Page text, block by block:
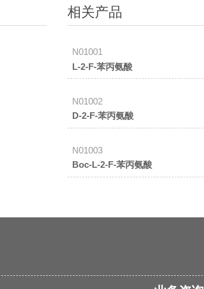
相关产品
N01001
L-2-F-苯丙氨酸
N01002
D-2-F-苯丙氨酸
N01003
Boc-L-2-F-苯丙氨酸